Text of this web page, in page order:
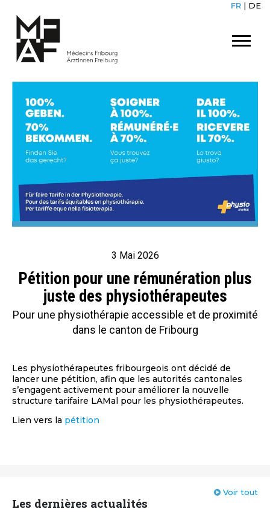
FR | DE
3 Mai 2026
Pétition pour une rémunération plus
juste des physiothérapeutes
Pour une physiothérapie accessible et de proximité
dans le canton de Fribourg
Les physiothérapeutes fribourgeois ont décidé de
lancer une pétition, afin que les autorités cantonales
s’engagent activement pour améliorer la nouvelle
structure tarifaire LAMal pour les physiothérapeutes.
Lien vers la pétition
Les dernières actualités
Voir tout